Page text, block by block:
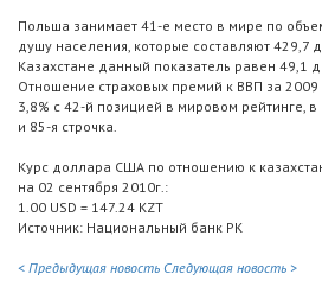
Польша занимает 41-е место в мире по
душу населения, которые составляют 429,7
Казахстане данный показатель равен 49,1
Отношение страховых премий к ВВП за
3,8% с 42-й позицией в мировом рейтинге,
и 85-я строчка.
Курс доллара США по отношению к
на 02 сентября 2010г.:
1.00 USD = 147.24 KZT
Источник: Национальный банк РК
< Предыдущая новость Следующая новость >